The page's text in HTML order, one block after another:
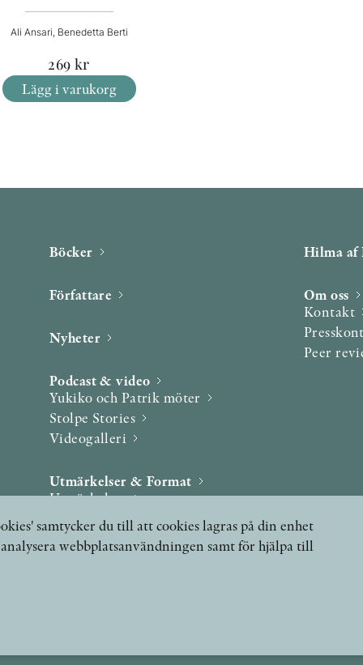
Ali Ansari, Benedetta Berti
269 kr
Lägg i varukorg
Böcker
Författare
Nyheter
Podcast & video
Yukiko och Patrik möter
Stolpe Stories
Videogalleri
Utmärkelser & Format
Utmärkelser
Övriga format
Hilma
Om oss
Kontakt
Peer
samtycker du till att cookies lagras på din enhet
webbplatsanvändningen samt för hjälpa till